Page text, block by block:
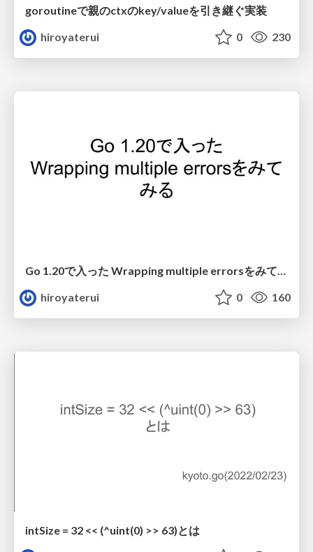
goroutineで親のctxのkey/valueを引き継ぐ実装
hiroyaterui
0 230
Go 1.20で入った Wrapping multiple errorsをみてみる
hiroyaterui
0 160
intSize = 32 << (^uint(0) >> 63)とは